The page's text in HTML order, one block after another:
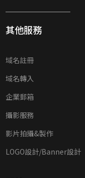
其他服務
域名註冊
域名轉入
企業郵箱
攝影服務
影片拍攝&製作
LOGO設計/Banner設計